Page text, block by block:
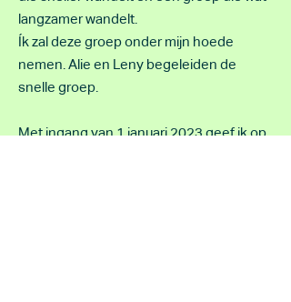
langzamer wandelt.
Ík zal deze groep onder mijn hoede
nemen. Alie en Leny begeleiden de
snelle groep.
Met ingang van 1 januari 2023 geef ik op